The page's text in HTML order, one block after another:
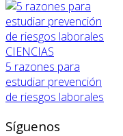
CIENCIAS
5 razones para
estudiar prevención
de riesgos laborales
Síguenos